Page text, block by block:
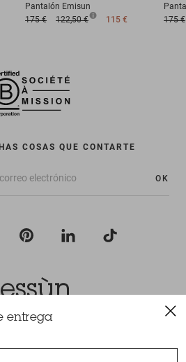
Pantalón Emisun
175 €
122,50 € 115 €
175 €
COSAS QUE CONTARTE
OK
reservados Sessùn 2022
entrega